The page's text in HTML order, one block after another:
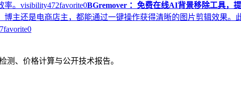
。 visibility472favorite0BGremover ：免费在线AI背景移除工具，
博主还是电商店主，都能通过一键操作获得清晰的图片剪辑效果
favorite0
测、价格计算与公开技术报告。